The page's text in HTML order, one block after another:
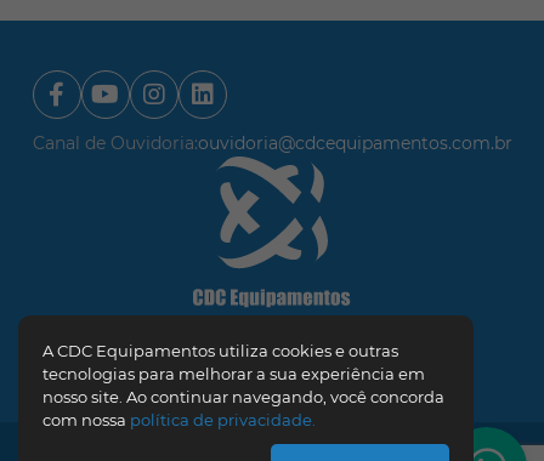
Canal de Ouvidoria:ouvidoria@cdcequipamentos.com.br
Orçamento
Todos os direitos reservados - Copyright © 2026
A CDC Equipamentos utiliza cookies e outras
tecnologias para melhorar a sua experiência em
nosso site. Ao continuar navegando, você concorda
com nossa política de privacidade.